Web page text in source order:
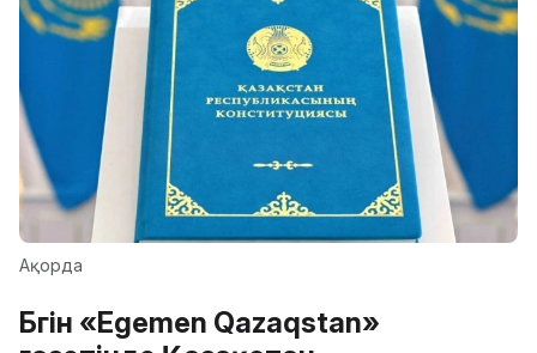
Ақорда
Бүгін «Egemen Qazaqstan»